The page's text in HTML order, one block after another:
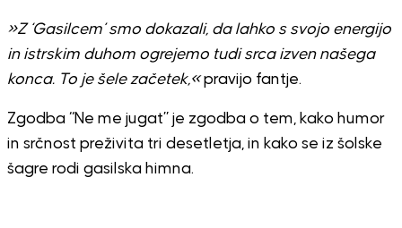
»Z ‘Gasilcem’ smo dokazali, da lahko s svojo energijo
in istrskim duhom ogrejemo tudi srca izven našega
konca. To je šele začetek,«pravijo fantje.
Zgodba “Ne me jugat” je zgodba o tem, kako humor
in srčnost preživita tri desetletja, in kako se iz šolske
šagre rodi gasilska himna.